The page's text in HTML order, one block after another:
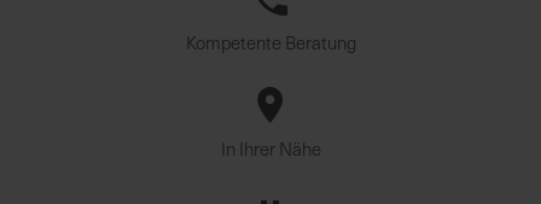
Kompetente Beratung
In Ihrer Nähe